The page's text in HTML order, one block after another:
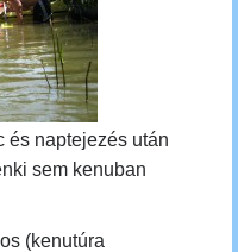
és naptejezés után
sem kenuban
(kenutúra